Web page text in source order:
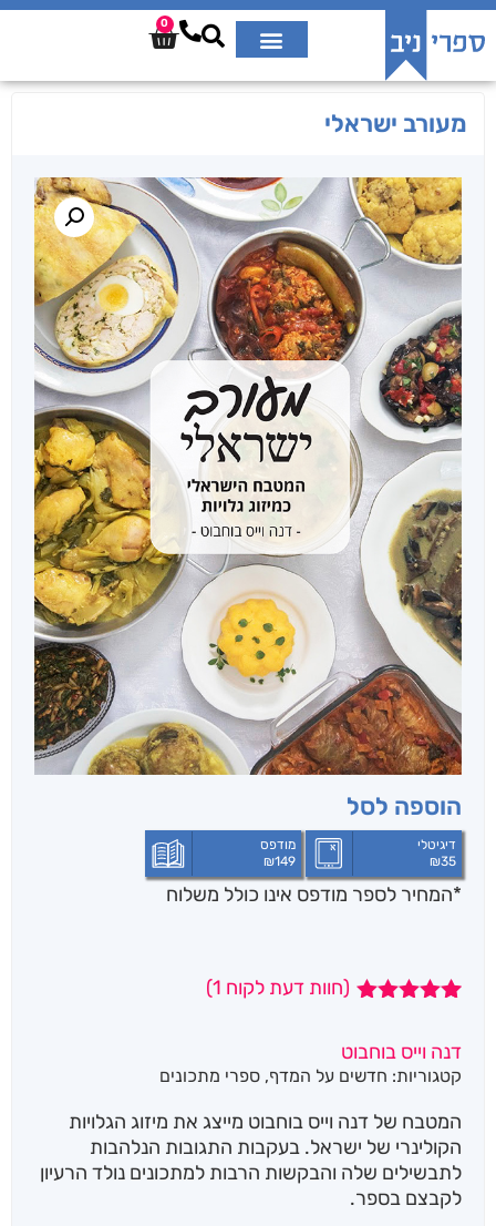
0
מעורב ישראלי
הוספה לסל
דיגיטלי
₪35
מודפס
₪149
*המחיר לספר מודפס אינו כולל משלוח
מבוסס על
דירוגים של
(חוות דעת לקוח 1
)
דנה וייס בוחבוט
קטגוריות: חדשים על המדף, ספרי מתכונים
המטבח של דנה וייס בוחבוט מייצג את מיזוג הגלויות
הקולינרי של ישראל. בעקבות התגובות הנלהבות
לתבשילים שלה והבקשות הרבות למתכונים נולד הרעיון
לקבצם בספר.